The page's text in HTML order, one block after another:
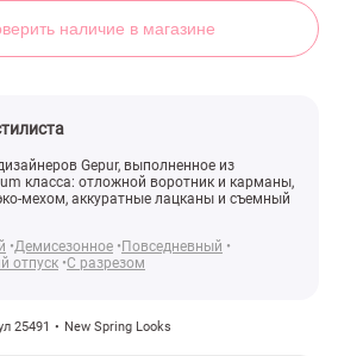
наличие в магазине
Gepur, выполненное из
класса: отложной воротник и карманы,
мехом, аккуратные лацканы и съемный
Демисезонное
Повседневный
отпуск С разрезом
25491 New Spring Looks
(арт. 25491) ♡ интернет-магазин